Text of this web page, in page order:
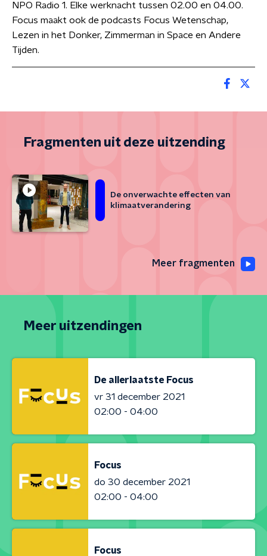
NPO Radio 1. Elke werknacht tussen 02.00 en 04.00.
Focus maakt ook de podcasts Focus Wetenschap,
Lezen in het Donker, Zimmerman in Space en Andere
Tijden.
Fragmenten uit deze uitzending
De onverwachte effecten van
klimaatverandering
Meer fragmenten
Meer uitzendingen
De allerlaatste Focus
vr 31 december 2021
02:00 - 04:00
Focus
do 30 december 2021
02:00 - 04:00
Focus